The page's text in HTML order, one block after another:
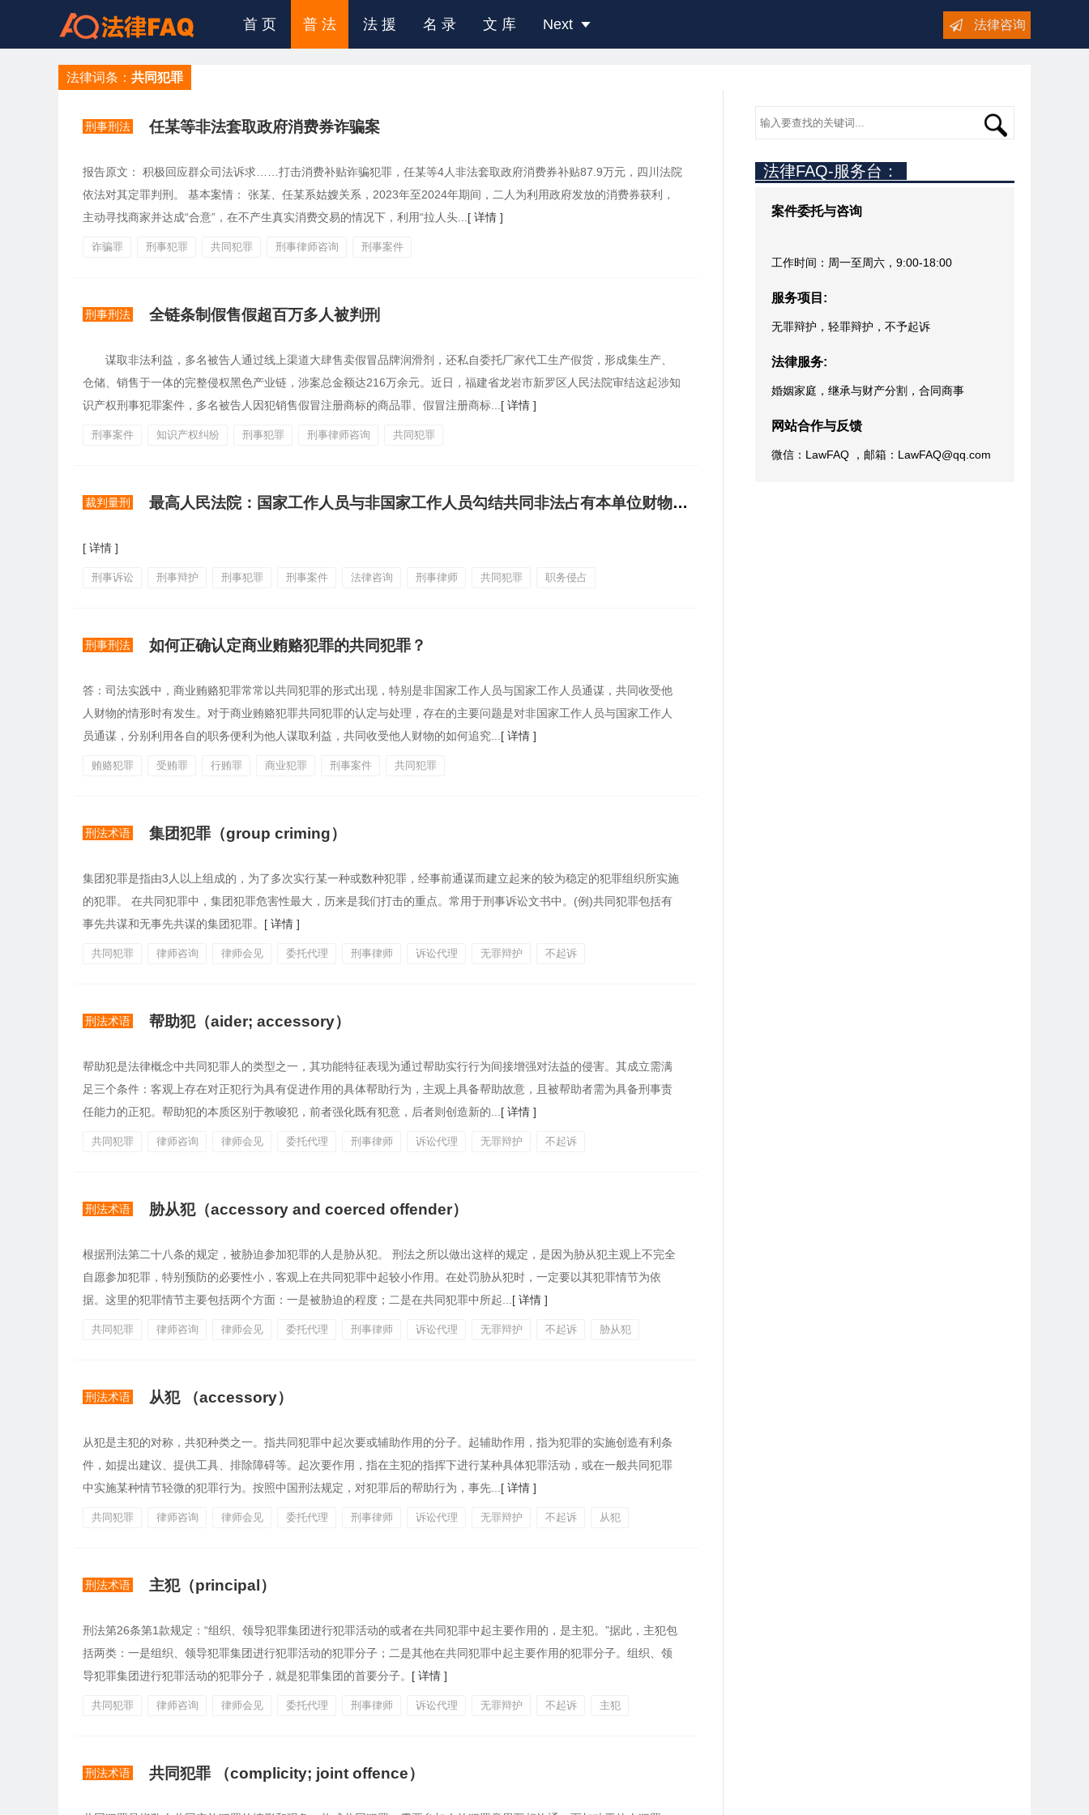
首 页 普 法 法 援 名 录 文 库 Next 法律咨询
法律词条： 共同犯罪
刑事刑法 任某等非法套取政府消费券诈骗案
报告原文： 积极回应群众司法诉求……打击消费补贴诈骗犯罪，任某等4人非法套取政府消费券补贴87.9万元，四川法院
依法对其定罪判刑。 基本案情： 张某、任某系姑嫂关系，2023年至2024年期间，二人为利用政府发放的消费券获利，
主动寻找商家并达成“合意”，在不产生真实消费交易的情况下，利用“拉人头... [ 详情 ]
诈骗罪 刑事犯罪 共同犯罪 刑事律师咨询 刑事案件
刑事刑法 全链条制假售假超百万多人被判刑
谋取非法利益，多名被告人通过线上渠道大肆售卖假冒品牌润滑剂，还私自委托厂家代工生产假货，形成集生产、
仓储、销售于一体的完整侵权黑色产业链，涉案总金额达216万余元。近日，福建省龙岩市新罗区人民法院审结这起涉知
识产权刑事犯罪案件，多名被告人因犯销售假冒注册商标的商品罪、假冒注册商标... [ 详情 ]
刑事案件 知识产权纠纷 刑事犯罪 刑事律师咨询 共同犯罪
裁判量刑 最高人民法院：国家工作人员与非国家工作人员勾结共同非法占有本单位财物的行为的定性
[ 详情 ]
刑事诉讼 刑事辩护 刑事犯罪 刑事案件 法律咨询 刑事律师 共同犯罪 职务侵占
刑事刑法 如何正确认定商业贿赂犯罪的共同犯罪？
答：司法实践中，商业贿赂犯罪常常以共同犯罪的形式出现，特别是非国家工作人员与国家工作人员通谋，共同收受他
人财物的情形时有发生。对于商业贿赂犯罪共同犯罪的认定与处理，存在的主要问题是对非国家工作人员与国家工作人
员通谋，分别利用各自的职务便利为他人谋取利益，共同收受他人财物的如何追究... [ 详情 ]
贿赂犯罪 受贿罪 行贿罪 商业犯罪 刑事案件 共同犯罪
刑法术语 集团犯罪（group criming）
集团犯罪是指由3人以上组成的，为了多次实行某一种或数种犯罪，经事前通谋而建立起来的较为稳定的犯罪组织所实施
的犯罪。 在共同犯罪中，集团犯罪危害性最大，历来是我们打击的重点。常用于刑事诉讼文书中。(例)共同犯罪包括有
事先共谋和无事先共谋的集团犯罪。 [ 详情 ]
共同犯罪 律师咨询 律师会见 委托代理 刑事律师 诉讼代理 无罪辩护 不起诉
刑法术语 帮助犯（aider; accessory）
帮助犯是法律概念中共同犯罪人的类型之一，其功能特征表现为通过帮助实行行为间接增强对法益的侵害。其成立需满
足三个条件：客观上存在对正犯行为具有促进作用的具体帮助行为，主观上具备帮助故意，且被帮助者需为具备刑事责
任能力的正犯。帮助犯的本质区别于教唆犯，前者强化既有犯意，后者则创造新的... [ 详情 ]
共同犯罪 律师咨询 律师会见 委托代理 刑事律师 诉讼代理 无罪辩护 不起诉
刑法术语 胁从犯（accessory and coerced offender）
根据刑法第二十八条的规定，被胁迫参加犯罪的人是胁从犯。 刑法之所以做出这样的规定，是因为胁从犯主观上不完全
自愿参加犯罪，特别预防的必要性小，客观上在共同犯罪中起较小作用。在处罚胁从犯时，一定要以其犯罪情节为依
据。这里的犯罪情节主要包括两个方面：一是被胁迫的程度；二是在共同犯罪中所起... [ 详情 ]
共同犯罪 律师咨询 律师会见 委托代理 刑事律师 诉讼代理 无罪辩护 不起诉 胁从犯
刑法术语 从犯 （accessory）
从犯是主犯的对称，共犯种类之一。指共同犯罪中起次要或辅助作用的分子。起辅助作用，指为犯罪的实施创造有利条
件，如提出建议、提供工具、排除障碍等。起次要作用，指在主犯的指挥下进行某种具体犯罪活动，或在一般共同犯罪
中实施某种情节轻微的犯罪行为。按照中国刑法规定，对犯罪后的帮助行为，事先... [ 详情 ]
共同犯罪 律师咨询 律师会见 委托代理 刑事律师 诉讼代理 无罪辩护 不起诉 从犯
刑法术语 主犯（principal）
刑法第26条第1款规定：“组织、领导犯罪集团进行犯罪活动的或者在共同犯罪中起主要作用的，是主犯。”据此，主犯包
括两类：一是组织、领导犯罪集团进行犯罪活动的犯罪分子；二是其他在共同犯罪中起主要作用的犯罪分子。组织、领
导犯罪集团进行犯罪活动的犯罪分子，就是犯罪集团的首要分子。 [ 详情 ]
共同犯罪 律师咨询 律师会见 委托代理 刑事律师 诉讼代理 无罪辩护 不起诉 主犯
刑法术语 共同犯罪 （complicity; joint offence）
法律FAQ-服务台：
案件委托与咨询
工作时间：周一至周六，9:00-18:00
服务项目:
无罪辩护，轻罪辩护，不予起诉
法律服务:
婚姻家庭，继承与财产分割，合同商事
网站合作与反馈
微信：LawFAQ ，邮箱：LawFAQ@qq.com